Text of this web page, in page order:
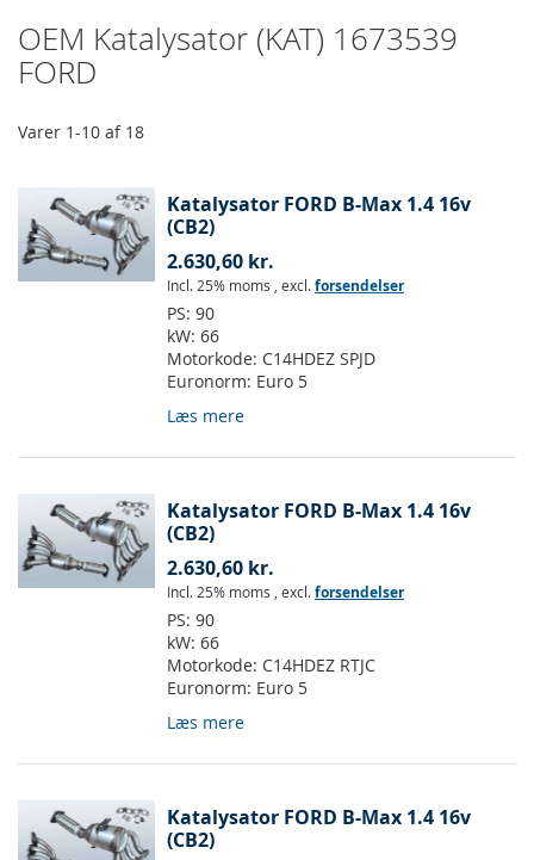
OEM Katalysator (KAT) 1673539
FORD
Varer 1-10 af 18
Katalysator FORD B-Max 1.4 16v
(CB2)
2.630,60 kr.
Incl. 25% moms , excl.forsendelser
PS: 90
kW: 66
Motorkode: C14HDEZ SPJD
Euronorm: Euro 5
Læs mere
Katalysator FORD B-Max 1.4 16v
(CB2)
2.630,60 kr.
Incl. 25% moms , excl.forsendelser
PS: 90
kW: 66
Motorkode: C14HDEZ RTJC
Euronorm: Euro 5
Læs mere
Katalysator FORD B-Max 1.4 16v
(CB2)